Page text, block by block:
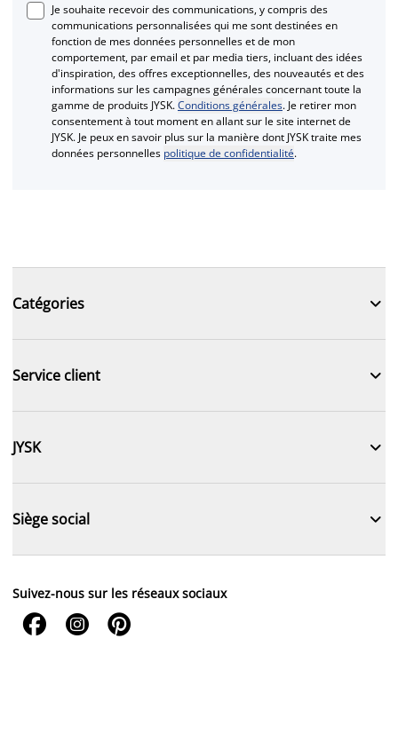
Je souhaite recevoir des communications, y compris des
communications personnalisées qui me sont destinées en
fonction de mes données personnelles et de mon
comportement, par email et par media tiers, incluant des idées
d'inspiration, des offres exceptionnelles, des nouveautés et des
informations sur les campagnes générales concernant toute la
gamme de produits JYSK.Conditions générales. Je retirer mon
consentement à tout moment en allant sur le site internet de
JYSK. Je peux en savoir plus sur la manière dont JYSK traite mes
données personnelles politique de confidentialité.
Catégories 
Service client 
JYSK 
Siège social 
Suivez-nous sur les réseaux sociaux
  